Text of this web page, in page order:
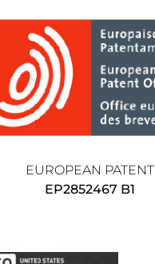
EUROPEAN PATENT
EP2852467 B1